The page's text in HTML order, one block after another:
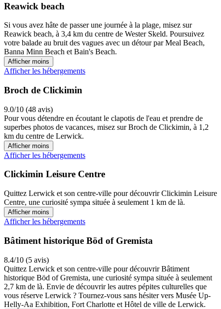
Reawick beach
Si vous avez hâte de passer une journée à la plage, misez sur
Reawick beach, à 3,4 km du centre de Wester Skeld. Poursuivez
votre balade au bruit des vagues avec un détour par Meal Beach,
Banna Minn Beach et Bain's Beach.
Afficher moins
Afficher les hébergements
Broch de Clickimin
9.0/10 (48 avis)
Pour vous détendre en écoutant le clapotis de l'eau et prendre de
superbes photos de vacances, misez sur Broch de Clickimin, à 1,2
km du centre de Lerwick.
Afficher moins
Afficher les hébergements
Clickimin Leisure Centre
Quittez Lerwick et son centre-ville pour découvrir Clickimin Leisure
Centre, une curiosité sympa située à seulement 1 km de là.
Afficher moins
Afficher les hébergements
Bâtiment historique Böd of Gremista
8.4/10 (5 avis)
Quittez Lerwick et son centre-ville pour découvrir Bâtiment
historique Böd of Gremista, une curiosité sympa située à seulement
2,7 km de là. Envie de découvrir les autres pépites culturelles que
vous réserve Lerwick ? Tournez-vous sans hésiter vers Musée Up-
Helly-Aa Exhibition, Fort Charlotte et Hôtel de ville de Lerwick.